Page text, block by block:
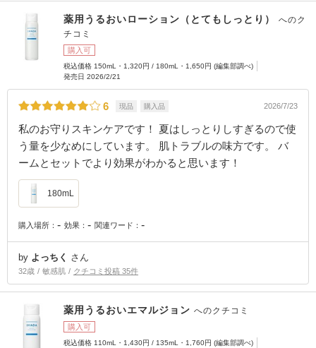
薬用うるおいローション（とてもしっとり）
へのク
チコミ
購入可
税込価格 150mL・1,320円 / 180mL・1,650円 (編集部調べ)
発売日 2026/2/21
6 現品 購入品 2026/7/23
私のお守りスキンケアです！ 夏はしっとりしすぎるので使
う量を少なめにしています。 肌トラブルの味方です。 バ
ームとセットでより効果がわかると思います！
180mL
購入場所： - 効果： - 関連ワード： -
by よっちく さん
32歳 敏感肌 クチコミ投稿 35件
薬用うるおいエマルジョン へのクチコミ
購入可
税込価格 110mL・1,430円 / 135mL・1,760円 (編集部調べ)